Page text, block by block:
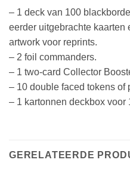
– 1 deck van 100
eerder uitgebrachte
artwork voor reprints.
– 2 foil commanders.
– 1 two-card Collector
– 10 double faced tokens of
– 1 kartonnen deckbox voor
GERELATEERDE